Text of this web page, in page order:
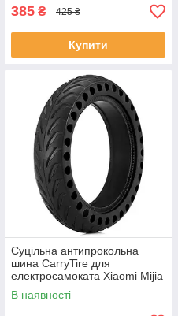
385 ₴ 425 ₴
Купити
Суцільна антипрокольна
шина CarryTire для
електросамоката Xiaomi Mijia
M365 з амортизатором 8.5
дюйма (CT251)
В наявності